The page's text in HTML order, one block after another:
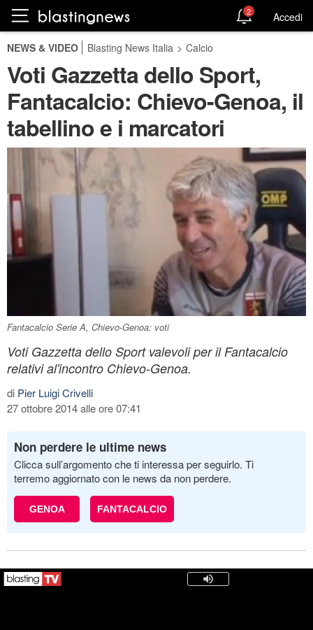
2 Accedi
NEWS & VIDEO Blasting News Italia > Calcio
Voti Gazzetta dello Sport,
Fantacalcio: Chievo-Genoa, il
tabellino e i marcatori
Fantacalcio Serie A, Chievo-Genoa: voti
Voti Gazzetta dello Sport valevoli per il Fantacalcio
relativi al'incontro Chievo-Genoa.
di Pier Luigi Crivelli
27 ottobre 2014 alle ore 07:41
Non perdere le ultime news
Clicca sull’argomento che ti interessa per seguirlo. Ti
terremo aggiornato con le news da non perdere.
GENOA FANTACALCIO